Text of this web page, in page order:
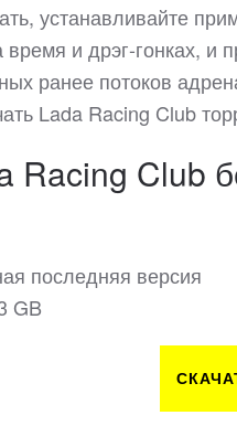
устанавливайте
время и дрэг-гонках, и
ранее потоков
Lada Racing Club
Racing Club
последняя версия
GB